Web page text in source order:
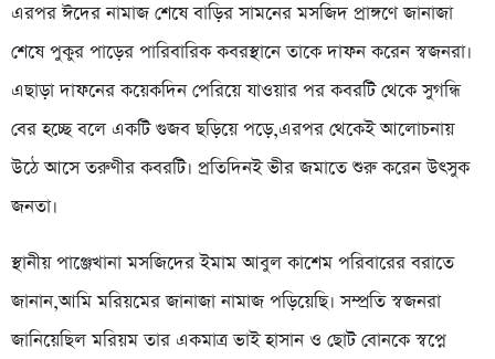
এরপর ঈদের নামাজ শেষে বাড়ির সামনের মসজিদ প্রাঙ্গণে জানাজা
শেষে পুকুর পাড়ের পারিবারিক কবরস্থানে তাকে দাফন করেন স্বজনরা।
এছাড়া দাফনের কয়েকদিন পেরিয়ে যাওয়ার পর কবরটি থেকে সুগন্ধি
বের হচ্ছে বলে একটি গুজব ছড়িয়ে পড়ে,এরপর থেকেই আলোচনায়
উঠে আসে তরুণীর কবরটি। প্রতিদিনই ভীর জমাতে শুরু করেন উৎসুক
জনতা।
স্থানীয় পাঞ্জেখানা মসজিদের ইমাম আবুল কাশেম পরিবারের বরাতে
জানান,আমি মরিয়মের জানাজা নামাজ পড়িয়েছি। সম্প্রতি স্বজনরা
জানিয়েছিল মরিয়ম তার একমাত্র ভাই হাসান ও ছোট বোনকে স্বপ্নে